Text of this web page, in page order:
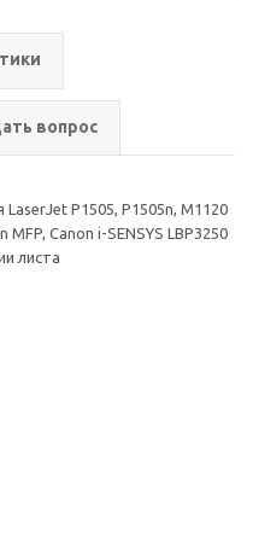
вопрос
P1505, P1505n, M1120
MFP, Canon i-SENSYS LBP3250
листа